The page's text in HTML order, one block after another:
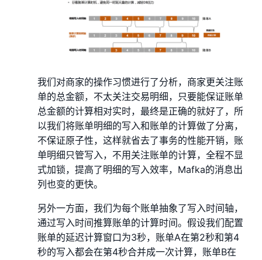
我们对商家的操作习惯进行了分析，商家更关注账
单的总金额，不太关注交易明细，只要能保证账单
总金额的计算相对实时，最终是正确的就好了，所
以我们将账单明细的写入和账单的计算做了分离，
不保证原子性，这样就省去了事务的性能开销，账
单明细只管写入，不用关注账单的计算，全程不显
式加锁，提高了明细的写入效率，Mafka的消息出
列也变的更快。
另外一方面，我们为每个账单抽象了写入时间轴，
通过写入时间推算账单的计算时间。假设我们配置
账单的延迟计算窗口为3秒，账单A在第2秒和第4
秒的写入都会在第4秒合并成一次计算，账单B在